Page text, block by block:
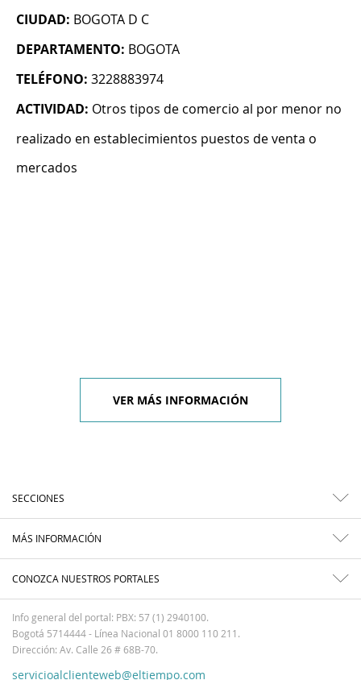
CIUDAD: BOGOTA D C
DEPARTAMENTO: BOGOTA
TELÉFONO: 3228883974
ACTIVIDAD: Otros tipos de comercio al por menor no
realizado en establecimientos puestos de venta o
mercados
VER MÁS INFORMACIÓN
SECCIONES
MÁS INFORMACIÓN
CONOZCA NUESTROS PORTALES
Info general del portal: PBX: 57 (1) 2940100.
Bogotá 5714444 - Línea Nacional 01 8000 110 211.
Dirección: Av. Calle 26 # 68B-70.
servicioalclienteweb@eltiempo.com